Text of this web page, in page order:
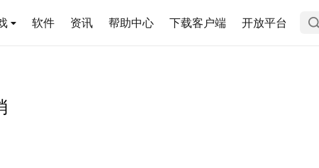
软件 资讯 帮助中心 下载客户端 开放平台